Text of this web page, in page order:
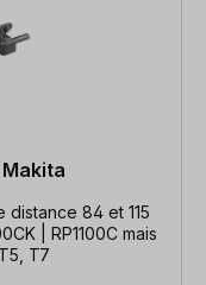
84 et 115
T7